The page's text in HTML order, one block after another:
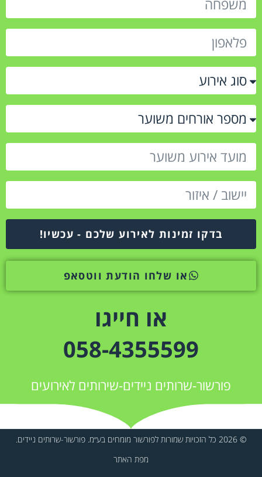
בדקו זמינות לאירוע שלכם - עכשיו!
או שלחו הודעת ווטסאפ
או חייגו
058-4355599
פורשור-שרותים ניידים-שירותים לאירועים
© 2026 כל הזכויות שמורות לפורשור מומחים בע״מ. פורשור-שרותים ניידים.
מפת האתר